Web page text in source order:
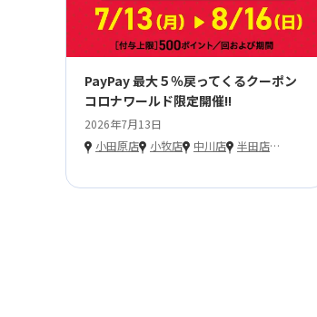
PayPay 最大５％戻ってくるクーポン
コロナワールド限定開催!!
2026年7月13日
小田原店
小牧店 中川店 半田店…